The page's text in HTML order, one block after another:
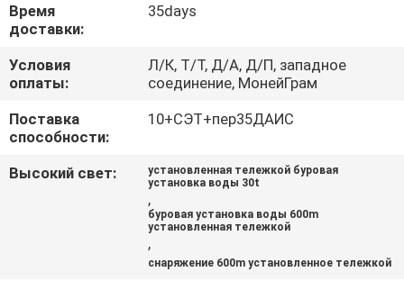
ЦИТАТУ
КАРТА
САЙТА
PRIVACY
Время
доставки:
35days
Условия
оплаты:
Л/К, Т/Т, Д/А, Д/П, западное
соединение, МонейГрам
Поставка
способности:
10+СЭТ+пер35ДАИС
Высокий свет:
установленная тележкой буровая
установка воды 30t
,
буровая установка воды 600m
установленная тележкой
,
снаряжение 600m установленное тележкой